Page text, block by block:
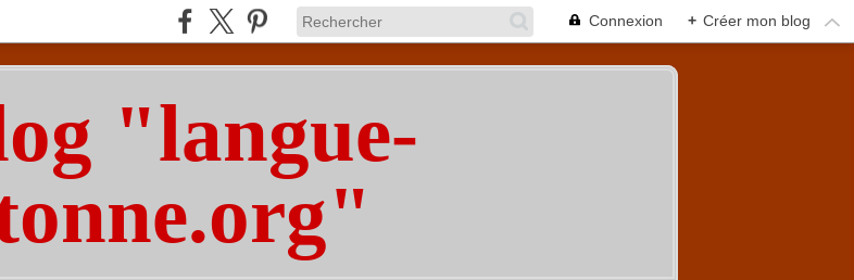
Connexion + Créer mon blog
"langue-